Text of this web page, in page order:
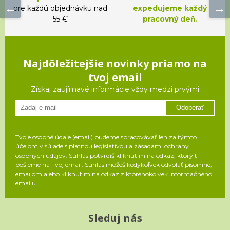
pre každú objednávku nad
55 €
expedujeme každý
pracovný deň.
Najdôležitejšie novinky priamo na
tvoj email
Získaj zaujímavé informácie vždy medzi prvými
Odoberať
Tvoje osobné údaje (email) budeme spracovávať len za týmto
účelom v súlade s platnou legislatívou a zásadami ochrany
osobných údajov. Súhlas potvrdíš kliknutím na odkaz, ktorý ti
pošleme na Tvoj email. Súhlas môžeš kedykoľvek odvolať písomne,
emailom alebo kliknutím na odkaz z ktoréhokoľvek informačného
emailu.
Sleduj nás